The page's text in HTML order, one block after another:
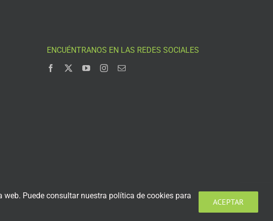
ENCUÉNTRANOS EN LAS REDES SOCIALES
Puede consultar nuestra política de cookies para
ACEPTAR